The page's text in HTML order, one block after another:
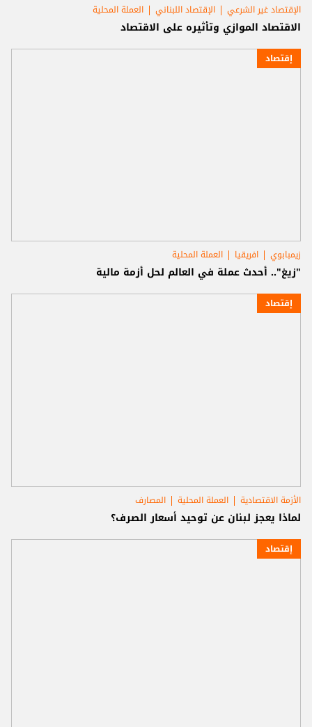
الإقتصاد غير الشرعي الإقتصاد اللبناني العملة المحلية
الاقتصاد الموازي وتأثيره على الاقتصاد
إقتصاد
زيمبابوي افريقيا العملة المحلية
"زيغ".. أحدث عملة في العالم لحل أزمة مالية
إقتصاد
الأزمة الاقتصادية العملة المحلية المصارف
لماذا يعجز لبنان عن توحيد أسعار الصرف؟
إقتصاد